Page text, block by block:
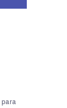
para